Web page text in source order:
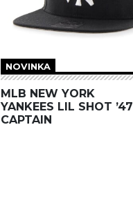
NOVINKA
MLB NEW YORK
YANKEES LIL SHOT ’47
CAPTAIN